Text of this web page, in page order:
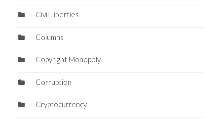
Civil Liberties
Columns
Copyright Monopoly
Corruption
Cryptocurrency